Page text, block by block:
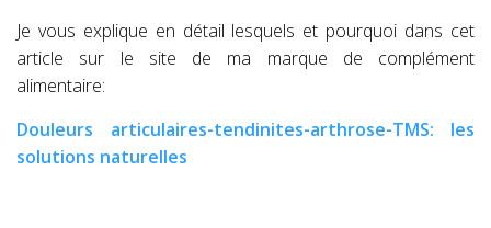
Je vous explique en détail lesquels et pourquoi dans cet
article sur le site de ma marque de complément
alimentaire:
Douleurs articulaires-tendinites-arthrose-TMS: les
solutions naturelles